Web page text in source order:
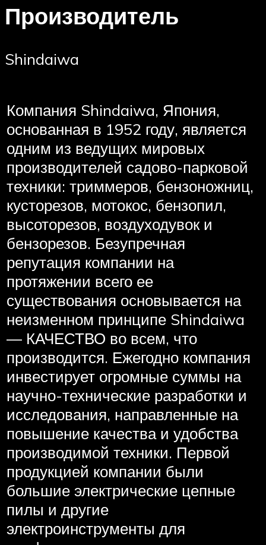
Производитель
Shindaiwa
Компания Shindaiwa, Япония,
основанная в 1952 году, является
одним из ведущих мировых
производителей садово-парковой
техники: триммеров, бензоножниц,
кусторезов, мотокос, бензопил,
высоторезов, воздуходувок и
бензорезов. Безупречная
репутация компании на
протяжении всего ее
существования основывается на
неизменном принципе Shindaiwa
— КАЧЕСТВО во всем, что
производится. Ежегодно компания
инвестирует огромные суммы на
научно-технические разработки и
исследования, направленные на
повышение качества и удобства
производимой техники. Первой
продукцией компании были
большие электрические цепные
пилы и другие
электроинструменты для